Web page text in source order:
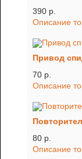
390 p.
Описание
Привод
70 p.
Описание
80 p.
Описание